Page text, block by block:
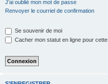
J’ai oublié mon mot de passe
Renvoyer le courriel de confirmation
Se souvenir de moi
Cacher mon statut en ligne pour